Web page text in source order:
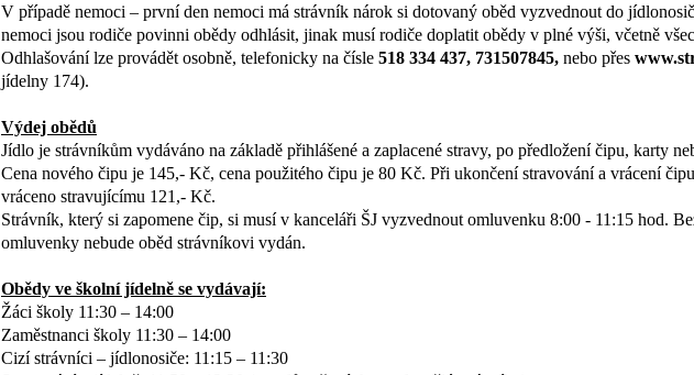
V případě nemoci – první den nemoci má strávník nárok si dotovaný oběd vyzvednout do
nemoci jsou rodiče povinni obědy odhlásit, jinak musí rodiče doplatit obědy v plné výši, včetně
Odhlašování lze provádět osobně, telefonicky na čísle 518 334 437, 731507845, nebo přes
jídelny 174).
Výdej obědů
Jídlo je strávníkům vydáváno na základě přihlášené a zaplacené stravy, po předložení čipu, karty
Cena nového čipu je 145,- Kč, cena použitého čipu je 80 Kč. Při ukončení stravování a vrácení
vráceno stravujícímu 121,- Kč.
Strávník, který si zapomene čip, si musí v kanceláři ŠJ vyzvednout omluvenku 8:00 - 11:15 hod.
omluvenky nebude oběd strávníkovi vydán.
Obědy ve školní jídelně se vydávají:
Žáci školy 11:30 – 14:00
Zaměstnanci školy 11:30 – 14:00
Cizí strávníci – jídlonosiče: 11:15 – 11:30